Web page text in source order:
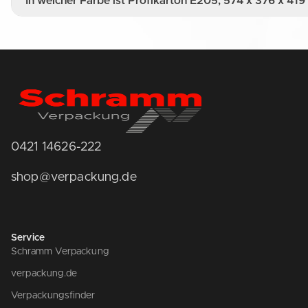
0421 14626-222
shop@verpackung.de
Service
Schramm Verpackung
verpackung.de
Verpackungsfinder